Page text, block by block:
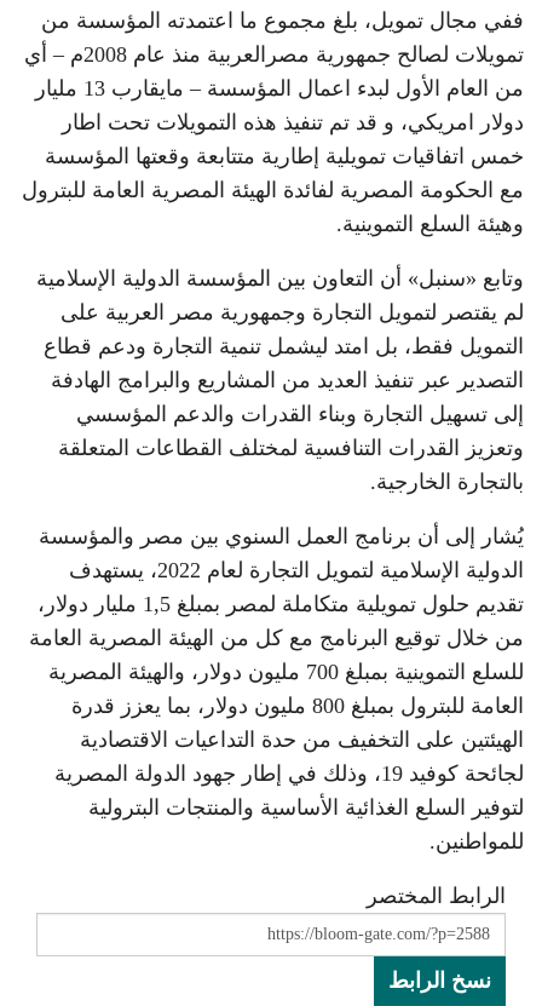
ففي مجال تمويل، بلغ مجموع ما اعتمدته المؤسسة من
تمويلات لصالح جمهورية مصرالعربية منذ عام 2008م – أي
من العام الأول لبدء اعمال المؤسسة – مايقارب 13 مليار
دولار امريكي، و قد تم تنفيذ هذه التمويلات تحت اطار
خمس اتفاقيات تمويلية إطارية متتابعة وقعتها المؤسسة
مع الحكومة المصرية لفائدة الهيئة المصرية العامة للبترول
وهيئة السلع التموينية.
وتابع «سنبل» أن التعاون بين المؤسسة الدولية الإسلامية
لم يقتصر لتمويل التجارة وجمهورية مصر العربية على
التمويل فقط، بل امتد ليشمل تنمية التجارة ودعم قطاع
التصدير عبر تنفيذ العديد من المشاريع والبرامج الهادفة
إلى تسهيل التجارة وبناء القدرات والدعم المؤسسي
وتعزيز القدرات التنافسية لمختلف القطاعات المتعلقة
بالتجارة الخارجية.
يُشار إلى أن برنامج العمل السنوي بين مصر والمؤسسة
الدولية الإسلامية لتمويل التجارة لعام 2022، يستهدف
تقديم حلول تمويلية متكاملة لمصر بمبلغ 1,5 مليار دولار،
من خلال توقيع البرنامج مع كل من الهيئة المصرية العامة
للسلع التموينية بمبلغ 700 مليون دولار، والهيئة المصرية
العامة للبترول بمبلغ 800 مليون دولار، بما يعزز قدرة
الهيئتين على التخفيف من حدة التداعيات الاقتصادية
لجائحة كوفيد 19، وذلك في إطار جهود الدولة المصرية
لتوفير السلع الغذائية الأساسية والمنتجات البترولية
للمواطنين.
الرابط المختصر
نسخ الرابط